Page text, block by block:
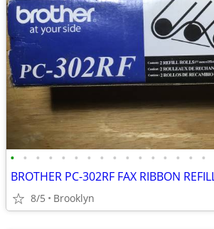
• • • • • • • • • • • • • • • •
8/5 Brooklyn